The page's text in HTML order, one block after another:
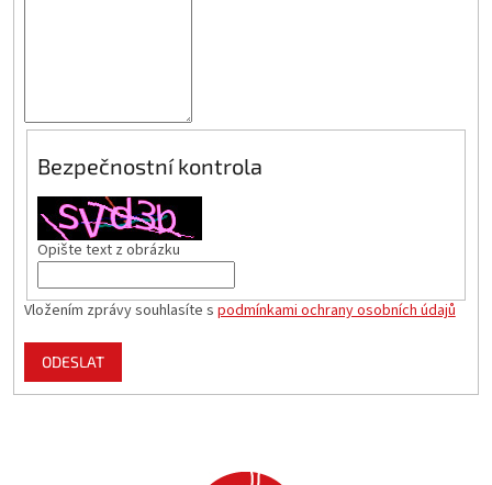
Bezpečnostní kontrola
Opište text z obrázku
Vložením zprávy souhlasíte s podmínkami ochrany osobních údajů
ODESLAT